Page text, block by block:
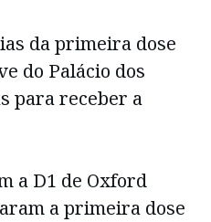
da primeira dose
do Palácio dos
para receber a
a D1 de Oxford
a primeira dose